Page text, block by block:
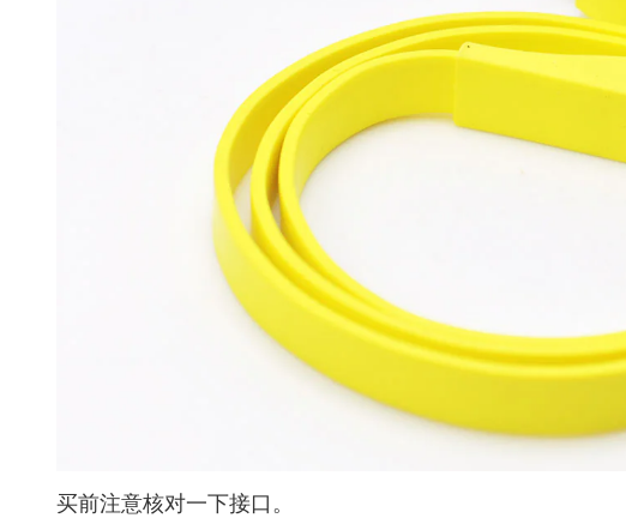
买前注意核对一下接口。